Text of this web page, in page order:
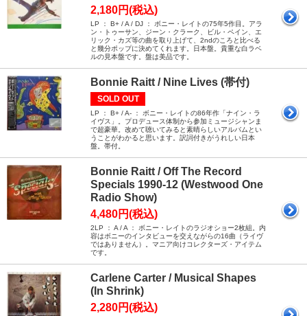
2,180円(税込)
LP ： B+ / A / DJ ： ボニー・レイトの75年5作目。アラ
ン・トゥーサン、ジーン・クラーク、ビル・ペイン、エ
リック・カズ等の曲を取り上げて、2ndのころと比べる
と幾分ポップに決めてくれます。日本盤。貴重な白ラベ
ルの見本盤です。盤は美品です。
Bonnie Raitt / Nine Lives (帯付)
SOLD OUT
LP ： B+ / A- ： ボニー・レイトの86年作「ナイン・ラ
イヴス」。プロデュース体制から参加ミュージシャンま
で超豪華。改めて聴いてみると素晴らしいアルバムとい
うことがわかると思います。訳詞付きがうれしい日本
盤。帯付。
Bonnie Raitt / Off The Record
Specials 1990-12 (Westwood One
Radio Show)
4,480円(税込)
2LP ： A / A ： ボニー・レイトのラジオショー2枚組。内
容はボニーのインタビューを交えながらの16曲（ライヴ
ではありません）。マニア向けコレクターズ・アイテム
です。
Carlene Carter / Musical Shapes
(In Shrink)
2,280円(税込)